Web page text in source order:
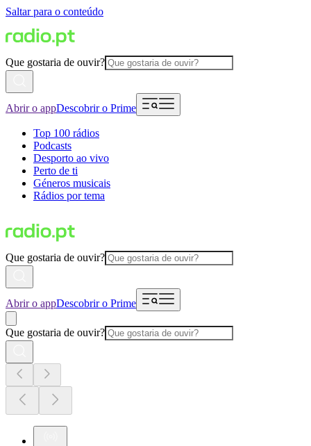
Saltar para o conteúdo
Que gostaria de ouvir?
Abrir o appDescobrir o Prime
Top 100 rádios
Podcasts
Desporto ao vivo
Perto de ti
Géneros musicais
Rádios por tema
Que gostaria de ouvir?
Abrir o appDescobrir o Prime
Que gostaria de ouvir?